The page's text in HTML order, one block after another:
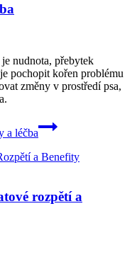
nudnota, přebytek
pochopit kořen problému
změny v prostředí psa,
a léčba
rozpětí a